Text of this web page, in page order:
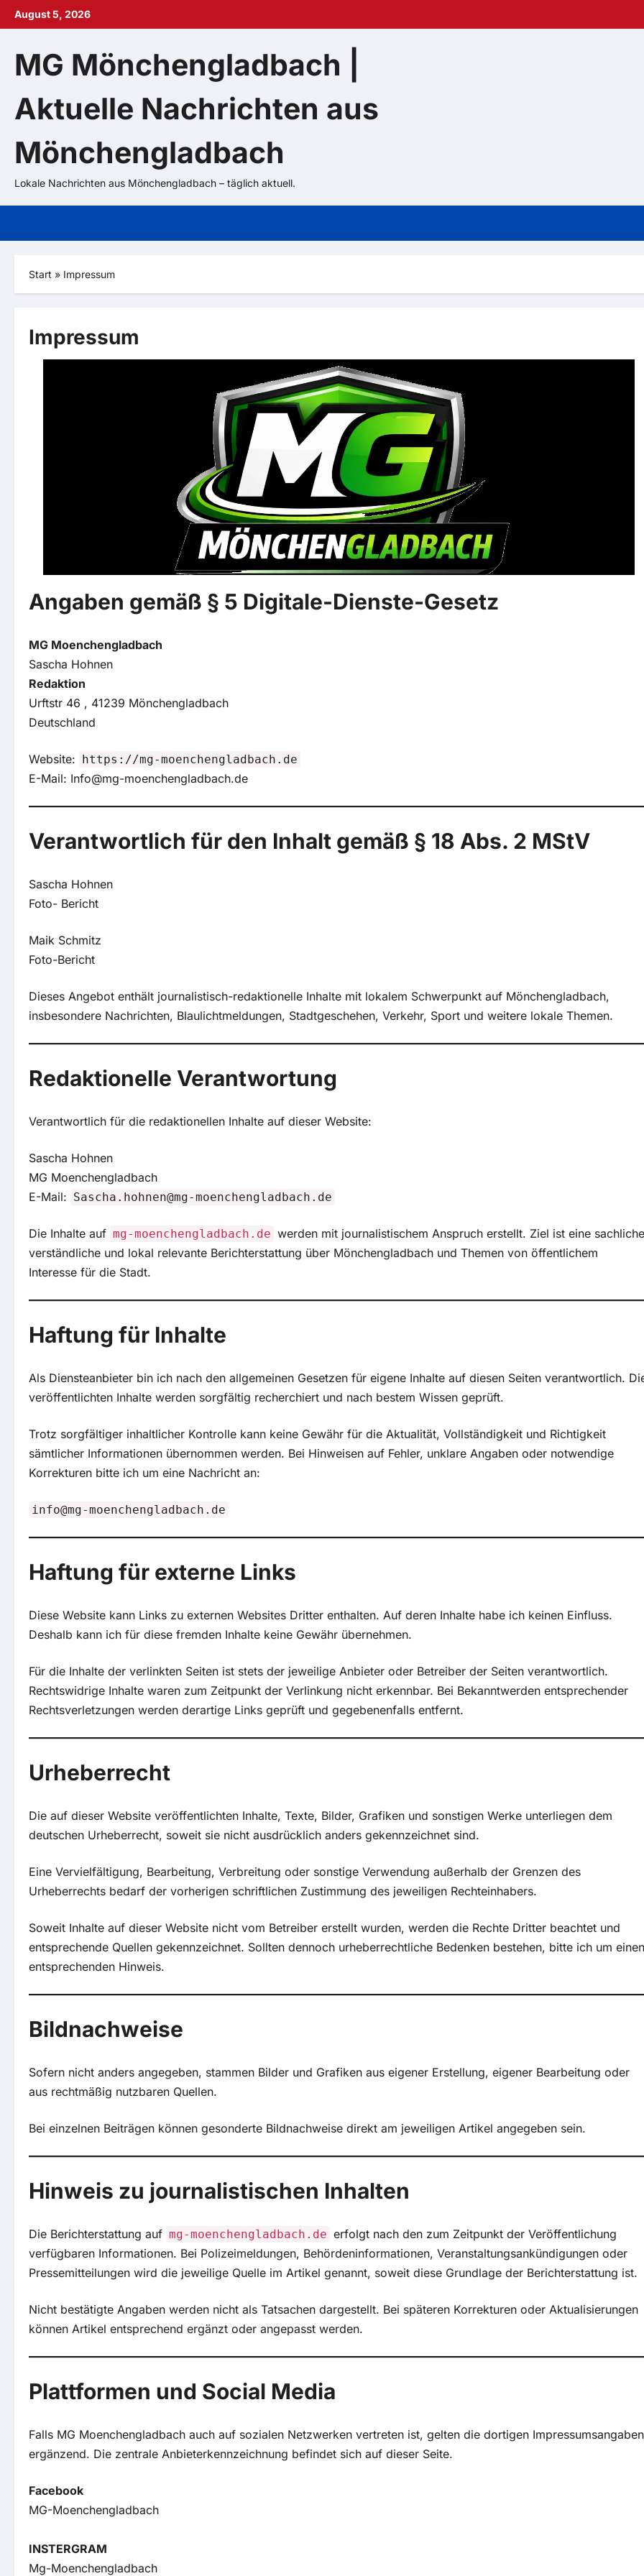
Zum
August 5, 2026
MG Mönchengladbach |
Aktuelle Nachrichten aus
Mönchengladbach
Lokale Nachrichten aus Mönchengladbach – täglich aktuell.
Start » Impressum
Impressum
Angaben gemäß § 5 Digitale-Dienste-Gesetz
MG Moenchengladbach
Sascha Hohnen
Redaktion
Urftstr 46 , 41239 Mönchengladbach
Deutschland
Website: https://mg-moenchengladbach.de
E-Mail: Info@mg-moenchengladbach.de
Verantwortlich für den Inhalt gemäß § 18 Abs. 2 MStV
Sascha Hohnen
Foto- Bericht
Maik Schmitz
Foto-Bericht
Dieses Angebot enthält journalistisch-redaktionelle Inhalte mit lokalem Schwerpunkt auf Mönchengladbach,
insbesondere Nachrichten, Blaulichtmeldungen, Stadtgeschehen, Verkehr, Sport und weitere lokale Themen.
Redaktionelle Verantwortung
Verantwortlich für die redaktionellen Inhalte auf dieser Website:
Sascha Hohnen
MG Moenchengladbach
E-Mail: Sascha.hohnen@mg-moenchengladbach.de
Die Inhalte auf mg-moenchengladbach.de werden mit journalistischem Anspruch erstellt. Ziel ist eine
verständliche und lokal relevante Berichterstattung über Mönchengladbach und Themen von öffentlichem
Interesse für die Stadt.
Haftung für Inhalte
Als Diensteanbieter bin ich nach den allgemeinen Gesetzen für eigene Inhalte auf diesen Seiten verantwortlich.
veröffentlichten Inhalte werden sorgfältig recherchiert und nach bestem Wissen geprüft.
Trotz sorgfältiger inhaltlicher Kontrolle kann keine Gewähr für die Aktualität, Vollständigkeit und Richtigkeit
sämtlicher Informationen übernommen werden. Bei Hinweisen auf Fehler, unklare Angaben oder notwendige
Korrekturen bitte ich um eine Nachricht an:
info@mg-moenchengladbach.de
Haftung für externe Links
Diese Website kann Links zu externen Websites Dritter enthalten. Auf deren Inhalte habe ich keinen Einfluss.
Deshalb kann ich für diese fremden Inhalte keine Gewähr übernehmen.
Für die Inhalte der verlinkten Seiten ist stets der jeweilige Anbieter oder Betreiber der Seiten verantwortlich.
Rechtswidrige Inhalte waren zum Zeitpunkt der Verlinkung nicht erkennbar. Bei Bekanntwerden entsprechender
Rechtsverletzungen werden derartige Links geprüft und gegebenenfalls entfernt.
Urheberrecht
Die auf dieser Website veröffentlichten Inhalte, Texte, Bilder, Grafiken und sonstigen Werke unterliegen dem
deutschen Urheberrecht, soweit sie nicht ausdrücklich anders gekennzeichnet sind.
Eine Vervielfältigung, Bearbeitung, Verbreitung oder sonstige Verwendung außerhalb der Grenzen des
Urheberrechts bedarf der vorherigen schriftlichen Zustimmung des jeweiligen Rechteinhabers.
Soweit Inhalte auf dieser Website nicht vom Betreiber erstellt wurden, werden die Rechte Dritter beachtet und
entsprechende Quellen gekennzeichnet. Sollten dennoch urheberrechtliche Bedenken bestehen, bitte ich um einen
entsprechenden Hinweis.
Bildnachweise
Sofern nicht anders angegeben, stammen Bilder und Grafiken aus eigener Erstellung, eigener Bearbeitung oder
aus rechtmäßig nutzbaren Quellen.
Bei einzelnen Beiträgen können gesonderte Bildnachweise direkt am jeweiligen Artikel angegeben sein.
Hinweis zu journalistischen Inhalten
Die Berichterstattung auf mg-moenchengladbach.de erfolgt nach den zum Zeitpunkt der Veröffentlichung
verfügbaren Informationen. Bei Polizeimeldungen, Behördeninformationen, Veranstaltungsankündigungen oder
Pressemitteilungen wird die jeweilige Quelle im Artikel genannt, soweit diese Grundlage der Berichterstattung ist.
Nicht bestätigte Angaben werden nicht als Tatsachen dargestellt. Bei späteren Korrekturen oder Aktualisierungen
können Artikel entsprechend ergänzt oder angepasst werden.
Plattformen und Social Media
Falls MG Moenchengladbach auch auf sozialen Netzwerken vertreten ist, gelten die dortigen Impressumsangaben
ergänzend. Die zentrale Anbieterkennzeichnung befindet sich auf dieser Seite.
Facebook
MG-Moenchengladbach
INSTERGRAM
Mg-Moenchengladbach